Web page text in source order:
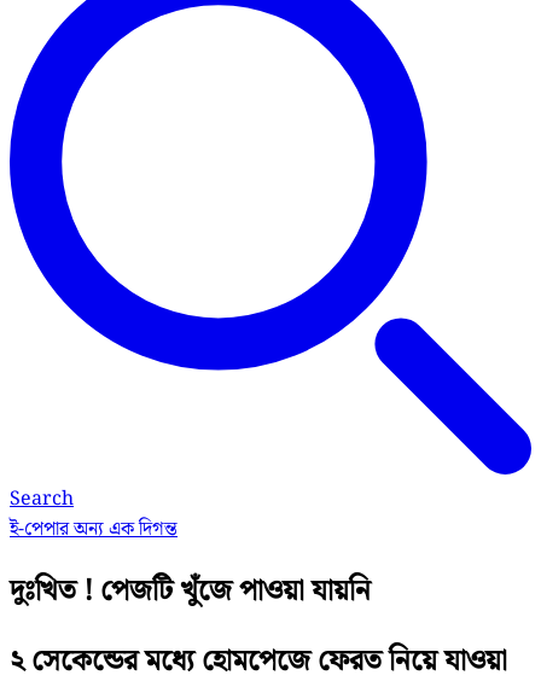
Search
ই-পেপারঅন্য এক দিগন্ত
দুঃখিত ! পেজটি খুঁজে পাওয়া যায়নি
২ সেকেন্ডের মধ্যে হোমপেজে ফেরত নিয়ে যাওয়া